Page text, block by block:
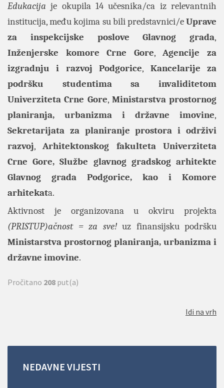
Edukacija je okupila 14 učesnika/ca iz relevantnih
institucija, među kojima su bili predstavnici/eUprave
za inspekcijske poslove Glavnog grada,
Inženjerske komore Crne Gore,Agencije za
izgradnju i razvoj Podgorice, Kancelarije za
podršku studentima sa invaliditetom
Univerziteta Crne Gore, Ministarstva prostornog
planiranja, urbanizma i državne imovine,
Sekretarijata za planiranje prostora i održivi
razvoj,Arhitektonskog fakulteta Univerziteta
Crne Gore, Službe glavnog gradskog arhitekte
Glavnog grada Podgorice, kao i Komore
arhitekata.
Aktivnost je organizovana u okviru projekta
(PRISTUP)ačnost = za sve!uz finansijsku podršku
Ministarstva prostornog planiranja, urbanizma i
državne imovine.
Pročitano 208 put(a)
Idi na vrh
NEDAVNE VIJESTI